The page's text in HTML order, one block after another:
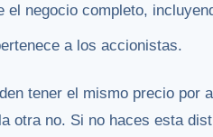
el negocio completo,
a los accionistas.
tener el mismo precio por
otra no. Si no haces esta